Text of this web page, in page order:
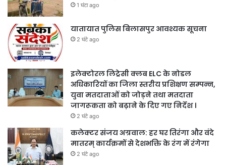
1 घंटा ago
यातायात पुलिस बिलासपुर आवश्यक सूचना
2 घंटे ago
इलेक्टोरल लिट्रेसी क्लब ELC के नोडल
अधिकारियों का जिला स्तरीय प्रशिक्षण सम्पन्न,
युवा मतदाताओं को जोड़ने तथा मतदाता
जागरूकता को बढ़ाने के दिए गए निर्देश ।
2 घंटे ago
कलेक्टर संजय अग्रवाल: हर घर तिरंगा और वंदे
मातरम् कार्यक्रमों से देशभक्ति के रंग में रंगेगा
2 घंटे ago